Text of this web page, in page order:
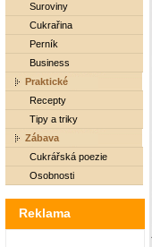
Suroviny
Cukrařina
Perník
Business
Praktické
Recepty
Tipy a triky
Zábava
Cukrářská poezie
Osobnosti
Reklama